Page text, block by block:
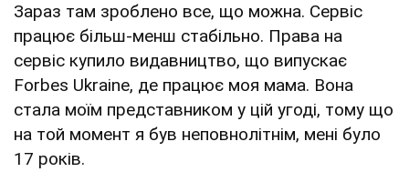
Зараз там зроблено все, що можна. Сервіс
працює більш-менш стабільно. Права на
сервіс купило видавництво, що випускає
Forbes Ukraine, де працює моя мама. Вона
стала моїм представником у цій угоді, тому що
на той момент я був неповнолітнім, мені було
17 років.